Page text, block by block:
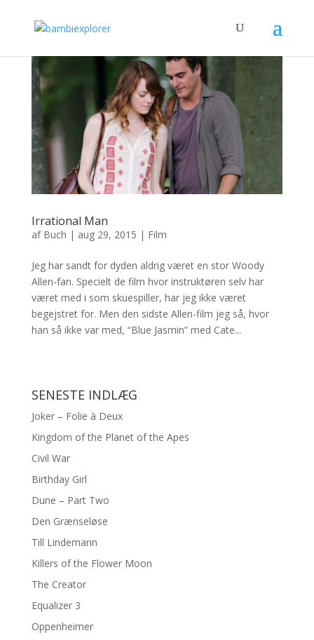
Irrational Man
af Buch | aug 29, 2015 | Film
Jeg har sandt for dyden aldrig været en stor Woody
Allen-fan. Specielt de film hvor instruktøren selv har
været med i som skuespiller, har jeg ikke været
begejstret for. Men den sidste Allen-film jeg så, hvor
han så ikke var med, “Blue Jasmin” med Cate...
SENESTE INDLÆG
Joker – Folie à Deux
Kingdom of the Planet of the Apes
Civil War
Birthday Girl
Dune – Part Two
Den Grænseløse
Till Lindemann
Killers of the Flower Moon
The Creator
Equalizer 3
Oppenheimer